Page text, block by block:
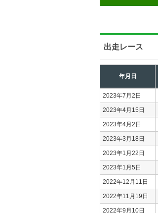
出走レース
年月日
2023年7月2日
2023年4月15日
2023年4月2日
2023年3月18日
2023年1月22日
2023年1月5日
2022年12月11日
2022年11月19日
2022年9月10日